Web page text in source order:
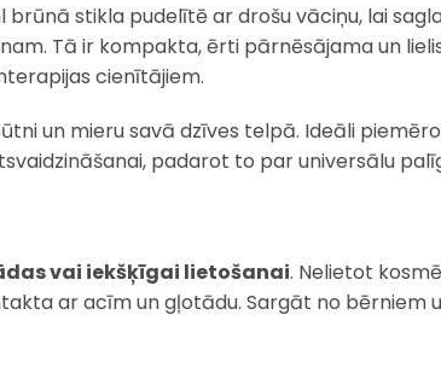
stikla pudelītē ar drošu vāciņu, lai
Tā ir kompakta, ērti pārnēsājama un
cienītājiem.
un mieru savā dzīves telpā. Ideāli
padarot to par universālu
vai iekšķīgai lietošanai. Nelietot
ar acīm un gļotādu. Sargāt no bērniem